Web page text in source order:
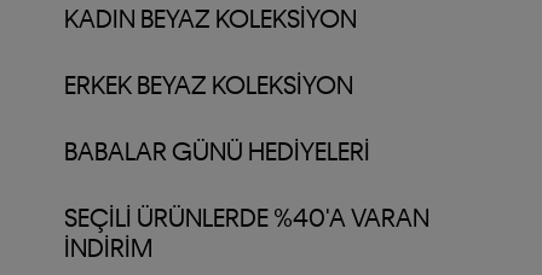
KADIN BEYAZ KOLEKSIYON
ERKEK BEYAZ KOLEKSIYON
BABALAR GÜNÜ HEDIYELERI
SEÇILI ÜRÜNLERDE %40'A VARAN
İNDIRIM